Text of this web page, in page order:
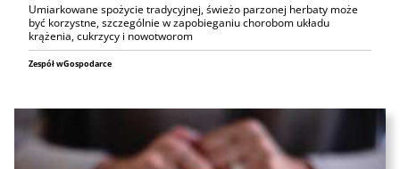
Umiarkowane spożycie tradycyjnej, świeżo parzonej herbaty może
być korzystne, szczególnie w zapobieganiu chorobom układu
krążenia, cukrzycy i nowotworom
Zespół wGospodarce